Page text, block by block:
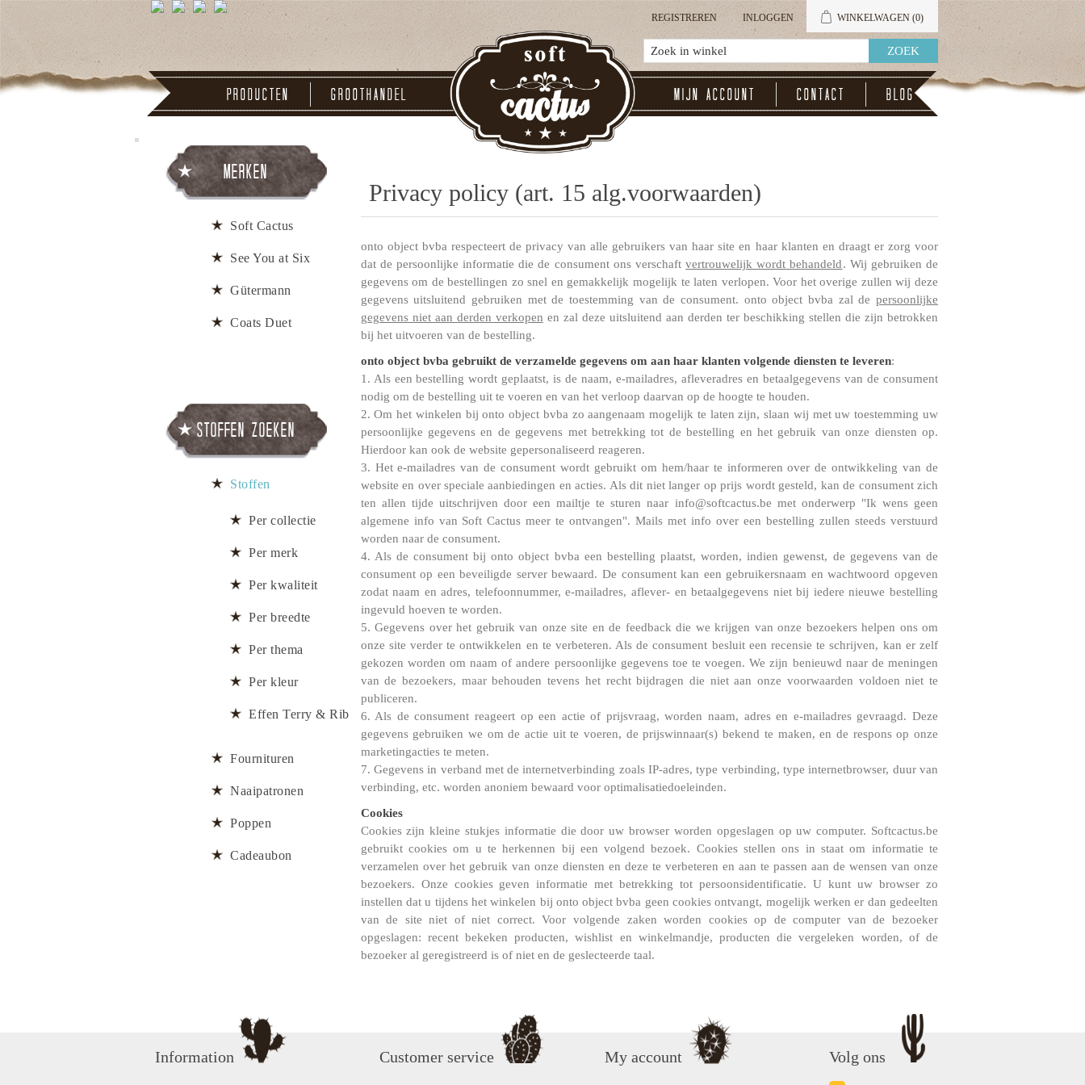
REGISTREREN INLOGGEN WINKELWAGEN (0)
Producten Groothandel Mijn account Contact Blog
Privacy policy (art. 15 alg.voorwaarden)
onto object bvba respecteert de privacy van alle gebruikers van haar site en haar klanten en draagt er zorg voor
dat de persoonlijke informatie die de consument ons verschaftvertrouwelijk wordt behandeld. Wij gebruiken de
gegevens om de bestellingen zo snel en gemakkelijk mogelijk te laten verlopen. Voor het overige zullen wij deze
gegevens uitsluitend gebruiken met de toestemming van de consument. onto object bvba zal de persoonlijke
gegevens niet aan derden verkopen en zal deze uitsluitend aan derden ter beschikking stellen die zijn betrokken
bij het uitvoeren van de bestelling.
onto object bvba gebruikt de verzamelde gegevens om aan haar klanten volgende diensten te leveren:
1. Als een bestelling wordt geplaatst, is de naam, e-mailadres, afleveradres en betaalgegevens van de consument
nodig om de bestelling uit te voeren en van het verloop daarvan op de hoogte te houden.
2. Om het winkelen bij onto object bvba zo aangenaam mogelijk te laten zijn, slaan wij met uw toestemming uw
persoonlijke gegevens en de gegevens met betrekking tot de bestelling en het gebruik van onze diensten op.
Hierdoor kan ook de website gepersonaliseerd reageren.
3. Het e-mailadres van de consument wordt gebruikt om hem/haar te informeren over de ontwikkeling van de
website en over speciale aanbiedingen en acties. Als dit niet langer op prijs wordt gesteld, kan de consument zich
ten allen tijde uitschrijven door een mailtje te sturen naar info@softcactus.be met onderwerp "Ik wens geen
algemene info van Soft Cactus meer te ontvangen". Mails met info over een bestelling zullen steeds verstuurd
worden naar de consument.
4. Als de consument bij onto object bvba een bestelling plaatst, worden, indien gewenst, de gegevens van de
consument op een beveiligde server bewaard. De consument kan een gebruikersnaam en wachtwoord opgeven
zodat naam en adres, telefoonnummer, e-mailadres, aflever- en betaalgegevens niet bij iedere nieuwe bestelling
ingevuld hoeven te worden.
5. Gegevens over het gebruik van onze site en de feedback die we krijgen van onze bezoekers helpen ons om
onze site verder te ontwikkelen en te verbeteren. Als de consument besluit een recensie te schrijven, kan er zelf
gekozen worden om naam of andere persoonlijke gegevens toe te voegen. We zijn benieuwd naar de meningen
van de bezoekers, maar behouden tevens het recht bijdragen die niet aan onze voorwaarden voldoen niet te
publiceren.
6. Als de consument reageert op een actie of prijsvraag, worden naam, adres en e-mailadres gevraagd. Deze
gegevens gebruiken we om de actie uit te voeren, de prijswinnaar(s) bekend te maken, en de respons op onze
marketingacties te meten.
7. Gegevens in verband met de internetverbinding zoals IP-adres, type verbinding, type internetbrowser, duur van
verbinding, etc. worden anoniem bewaard voor optimalisatiedoeleinden.
Cookies
Cookies zijn kleine stukjes informatie die door uw browser worden opgeslagen op uw computer. Softcactus.be
gebruikt cookies om u te herkennen bij een volgend bezoek. Cookies stellen ons in staat om informatie te
verzamelen over het gebruik van onze diensten en deze te verbeteren en aan te passen aan de wensen van onze
bezoekers. Onze cookies geven informatie met betrekking tot persoonsidentificatie. U kunt uw browser zo
instellen dat u tijdens het winkelen bij onto object bvba geen cookies ontvangt, mogelijk werken er dan gedeelten
van de site niet of niet correct. Voor volgende zaken worden cookies op de computer van de bezoeker
opgeslagen: recent bekeken producten, wishlist en winkelmandje, producten die vergeleken worden, of de
bezoeker al geregistreerd is of niet en de geslecteerde taal.
Merken
Soft Cactus
See You at Six
Gütermann
Coats Duet
Stoffen zoeken
Stoffen
Per collectie
Per merk
Per kwaliteit
Per breedte
Per thema
Per kleur
Effen Terry & Rib
Fournituren
Naaipatronen
Poppen
Cadeaubon
Information Customer service My account Volg ons